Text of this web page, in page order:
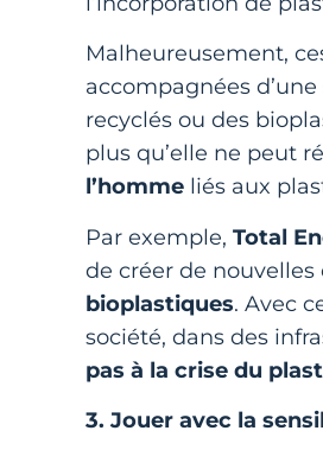
Malheureusement,
accompagnées d’une
recyclés ou des
plus qu’elle ne peut
l’homme liés aux
Par exemple, Total
de créer de nouvelles
bioplastiques. Avec
société, dans des
pas à la crise du
3. Jouer avec la